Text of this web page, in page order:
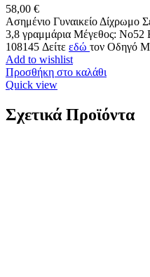
58,00 €
Ασημένιο Γυναικείο Δίχρωμο
3,8 γραμμάρια Μέγεθος:
108145 Δείτε εδώ τον Οδηγό
Add to wishlist
Προσθήκη στο καλάθι
Quick view
Σχετικά Προϊόντα